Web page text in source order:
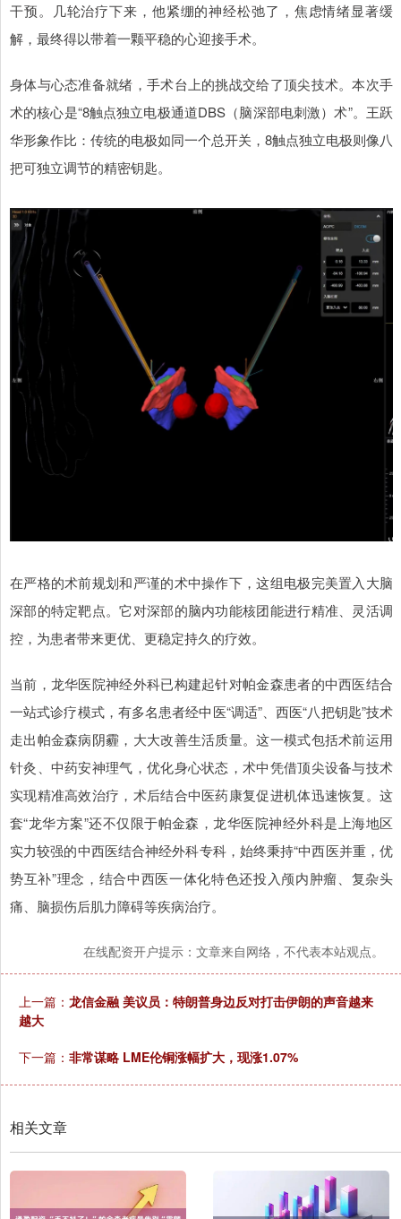
干预。几轮治疗下来，他紧绷的神经松弛了，焦虑情绪显著缓
解，最终得以带着一颗平稳的心迎接手术。
身体与心态准备就绪，手术台上的挑战交给了顶尖技术。本次手
术的核心是“8触点独立电极通道DBS（脑深部电刺激）术”。王跃
华形象作比：传统的电极如同一个总开关，8触点独立电极则像八
把可独立调节的精密钥匙。
在严格的术前规划和严谨的术中操作下，这组电极完美置入大脑
深部的特定靶点。它对深部的脑内功能核团能进行精准、灵活调
控，为患者带来更优、更稳定持久的疗效。
当前，龙华医院神经外科已构建起针对帕金森患者的中西医结合
一站式诊疗模式，有多名患者经中医“调适”、西医“八把钥匙”技术
走出帕金森病阴霾，大大改善生活质量。这一模式包括术前运用
针灸、中药安神理气，优化身心状态，术中凭借顶尖设备与技术
实现精准高效治疗，术后结合中医药康复促进机体迅速恢复。这
套“龙华方案”还不仅限于帕金森，龙华医院神经外科是上海地区
实力较强的中西医结合神经外科专科，始终秉持“中西医并重，优
势互补”理念，结合中西医一体化特色还投入颅内肿瘤、复杂头
痛、脑损伤后肌力障碍等疾病治疗。
在线配资开户提示：文章来自网络，不代表本站观点。
上一篇： 龙信金融 美议员：特朗普身边反对打击伊朗的声音越来
越大
下一篇： 非常谋略 LME伦铜涨幅扩大，现涨1.07%
相关文章